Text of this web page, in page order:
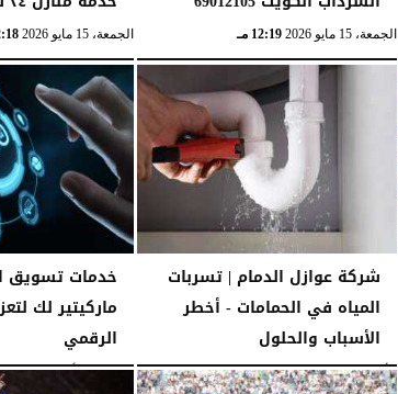
الجمعة، 15 مايو 2026 12:19 مـ الجمعة، 15 مايو 2026
شركة عوازل الدمام | تسربات
المياه في الحمامات - أخطر
الأسباب والحلول
الأحد، 10 مايو 2026 08:26 صـ
خدمات تسويق
ماركيتير لك
الرقمي
الثلاثاء، 14 أبريل 2026